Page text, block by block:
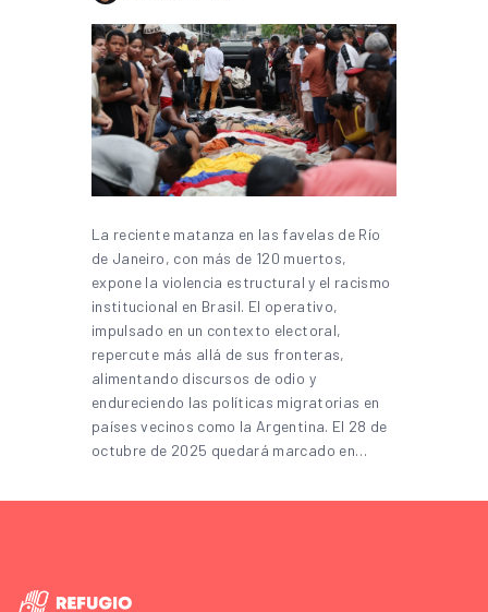
La reciente matanza en las favelas de Río
de Janeiro, con más de 120 muertos,
expone la violencia estructural y el racismo
institucional en Brasil. El operativo,
impulsado en un contexto electoral,
repercute más allá de sus fronteras,
alimentando discursos de odio y
endureciendo las políticas migratorias en
países vecinos como la Argentina. El 28 de
octubre de 2025 quedará marcado en…